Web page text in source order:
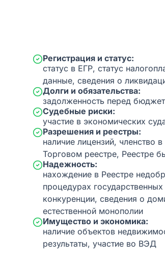
Регистрация и статус:
статус в ЕГР, статус
данные, сведения о
Долги и обязательства:
задолженность перед
Судебные риски:
участие в экономических
Разрешения и реестры:
наличие лицензий,
Торговом реестре, Реестре
Надежность:
нахождение в Реестре
процедурах
конкуренции, сведения о
естественной монополии
Имущество и экономика:
наличие объектов
результаты, участие во ВЭД